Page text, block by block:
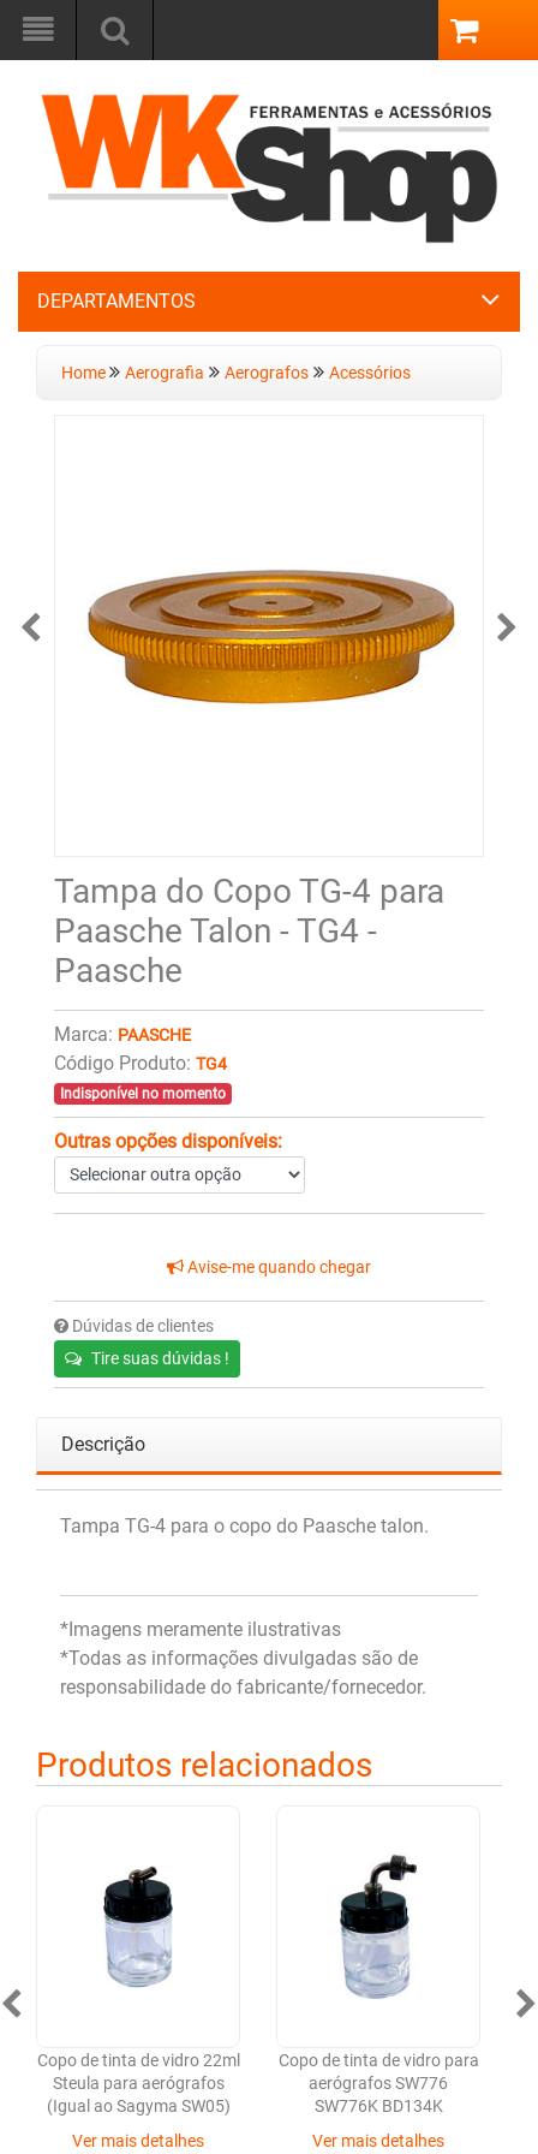
DEPARTAMENTOS
Home Aerografia Aerografos Acessórios
Tampa do Copo TG-4 para
Paasche Talon - TG4 -
Paasche
Marca: PAASCHE
Código Produto: TG4
Indisponível no momento
Outras opções disponíveis:
Avise-me quando chegar
Dúvidas de clientes
Tire suas dúvidas !
Descrição
Tampa TG-4 para o copo do Paasche talon.
*Imagens meramente ilustrativas
*Todas as informações divulgadas são de
responsabilidade do fabricante/fornecedor.
Produtos relacionados
Copo de tinta de vidro 22ml
Steula para aerógrafos
(Igual ao Sagyma SW05)
Ver mais detalhes
Copo de tinta de vidro para
aerógrafos SW776
SW776K BD134K
Ver mais detalhes